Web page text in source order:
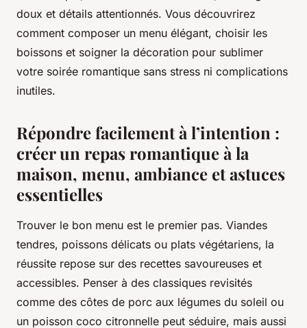
doux et détails attentionnés. Vous découvrirez
comment composer un menu élégant, choisir les
boissons et soigner la décoration pour sublimer
votre soirée romantique sans stress ni complications
inutiles.
Répondre facilement à l’intention :
créer un repas romantique à la
maison, menu, ambiance et astuces
essentielles
Trouver le bon menu est le premier pas. Viandes
tendres, poissons délicats ou plats végétariens, la
réussite repose sur des recettes savoureuses et
accessibles. Penser à des classiques revisités
comme des côtes de porc aux légumes du soleil ou
un poisson coco citronnelle peut séduire, mais aussi